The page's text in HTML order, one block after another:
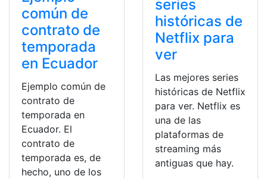
común de
contrato de
temporada
en Ecuador
Ejemplo común de
contrato de
temporada en
Ecuador. El
contrato de
temporada es, de
hecho, uno de los
series
históricas de
Netflix para
ver
Las mejores series
históricas de Netflix
para ver. Netflix es
una de las
plataformas de
streaming más
antiguas que hay.